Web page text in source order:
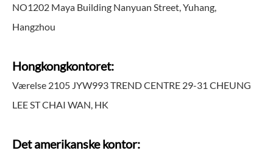
NO1202 Maya Building Nanyuan Street, Yuhang,
Hangzhou
Hongkongkontoret:
Værelse 2105 JYW993 TREND CENTRE 29-31 CHEUNG
LEE ST CHAI WAN, HK
Det amerikanske kontor: